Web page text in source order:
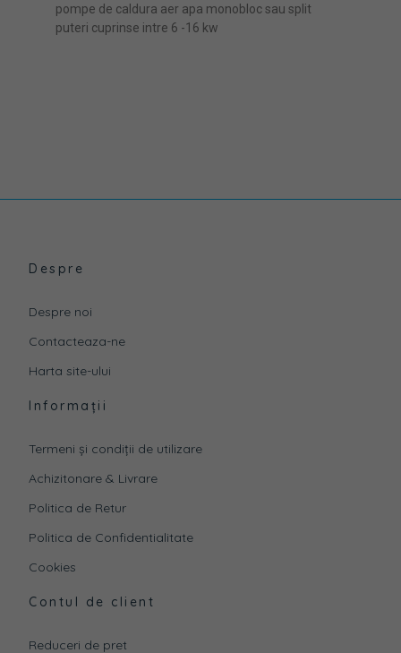
pompe de caldura aer apa monobloc sau split
puteri cuprinse intre 6 -16 kw
Despre
Despre noi
Contacteaza-ne
Harta site-ului
Informații
Termeni și condiții de utilizare
Achizitonare & Livrare
Politica de Retur
Politica de Confidentialitate
Cookies
Contul de client
Reduceri de pret